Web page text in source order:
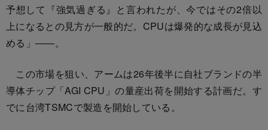
予想して『強気過ぎる』と言われたが、今ではその2倍以
上になるとの見方が一般的だ。CPUは爆発的な成長が見込
める」――。
この市場を狙い、アームは26年後半に自社ブランドの半
導体チップ「AGI CPU」の量産出荷を開始する計画だ。す
でに台湾TSMCで製造を開始している。